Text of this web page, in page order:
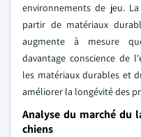
environnements de jeu.
partir de matériaux
augmente à mesure
davantage conscience de
les matériaux durables et
améliorer la longévité des
Analyse du marché du
chiens